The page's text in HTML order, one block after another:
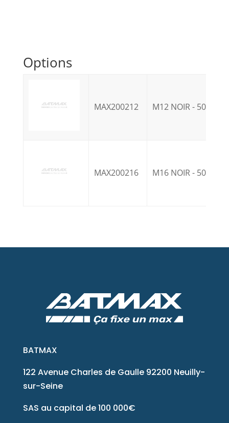
Options
MAX200212 M12 NOIR - 50
MAX200216 M16 NOIR - 50
BATMAX
122 Avenue Charles de Gaulle 92200 Neuilly-
sur-Seine
SAS au capital de 100 000€